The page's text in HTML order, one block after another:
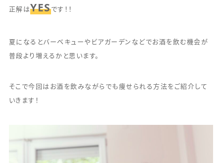
正解はYESです！！
夏になるとバーベキューやビアガーデンなどでお酒を飲む機会が
普段より増えるかと思います。
そこで今回はお酒を飲みながらでも痩せられる方法をご紹介して
いきます！